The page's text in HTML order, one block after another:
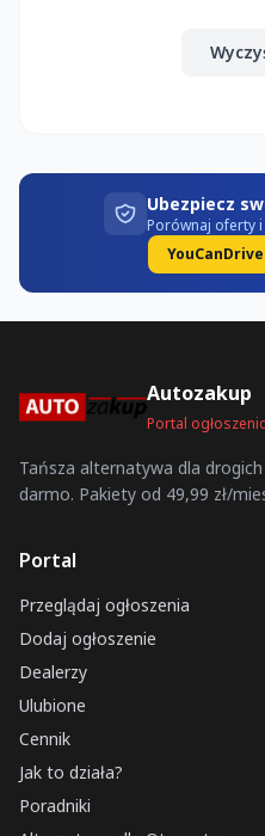
Ubezpiecz
Porównaj oferty
YouCanDrive
Autozakup
Portal
Tańsza alternatywa dla
darmo. Pakiety od 49,99 zł/
Portal
Przeglądaj ogłoszenia
Dodaj ogłoszenie
Dealerzy
Ulubione
Cennik
Jak to działa?
Poradniki